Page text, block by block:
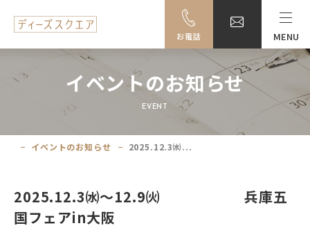
料金・ご利用案内
アクセス
お電話 MENU
イベントのお知らせ
EVENT
イベントのお知らせ 2025.12.3㈬...
2025.12.3㈬～12.9㈫ 兵庫五
国フェアin大阪